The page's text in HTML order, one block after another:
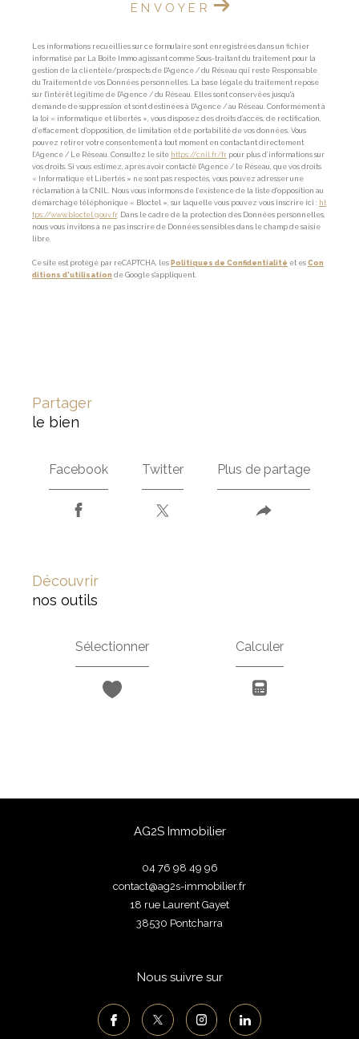
ENVOYER
Les informations recueillies sur ce formulaire sont enregistrées dans un fichier
informatisé par La Boite Immo agissant comme Sous-traitant du traitement pour la
gestion de la clientèle/prospects de l'Agence / du Réseau qui reste Responsable
du Traitement de vos Données personnelles. La base légale du traitement repose
sur l'intérêt légitime de l'Agence / du Réseau. Elles sont conservées jusqu'à
demande de suppression et sont destinées à l'Agence / au Réseau. Conformément à
la loi « informatique et libertés », vous disposez des droits d’accès, de rectification,
d’effacement, d’opposition, de limitation et de portabilité de vos données. Vous
pouvez retirer votre consentement à tout moment en contactant directement
l’Agence / Le Réseau. Consultez le site https://cnil.fr/fr pour plus d’informations sur
vos droits. Si vous estimez, après avoir contacté l'Agence / le Réseau, que vos droits
« Informatique et Libertés » ne sont pas respectés, vous pouvez adresser une
réclamation à la CNIL. Nous vous informons de l’existence de la liste d'opposition au
démarchage téléphonique « Bloctel », sur laquelle vous pouvez vous inscrire ici : ht
tps://www.bloctel.gouv.fr. Dans le cadre de la protection des Données personnelles,
nous vous invitons à ne pas inscrire de Données sensibles dans le champ de saisie
libre.
Ce site est protégé par reCAPTCHA, les Politiques de Confidentialité et es Con
ditions d'utilisation de Google s'appliquent.
partager
le bien
Facebook Twitter Plus de partage
découvrir
nos outils
Sélectionner Calculer
AG2S Immobilier
04 76 98 49 96
contact@ag2s-immobilier.fr
18 rue Laurent Gayet
38530
pontcharra
Nous suivre sur